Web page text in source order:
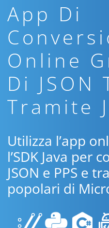
App Di
Online
Di JSON
Tramite
Utilizza l’app
l’SDK Java per
JSON e PPS e
popolari di